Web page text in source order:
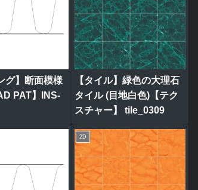
グ】断面模様
PAT】INS-
【タイル】緑色の大理石
タイル (目地白色)【テク
スチャー】 tile_0309
2D